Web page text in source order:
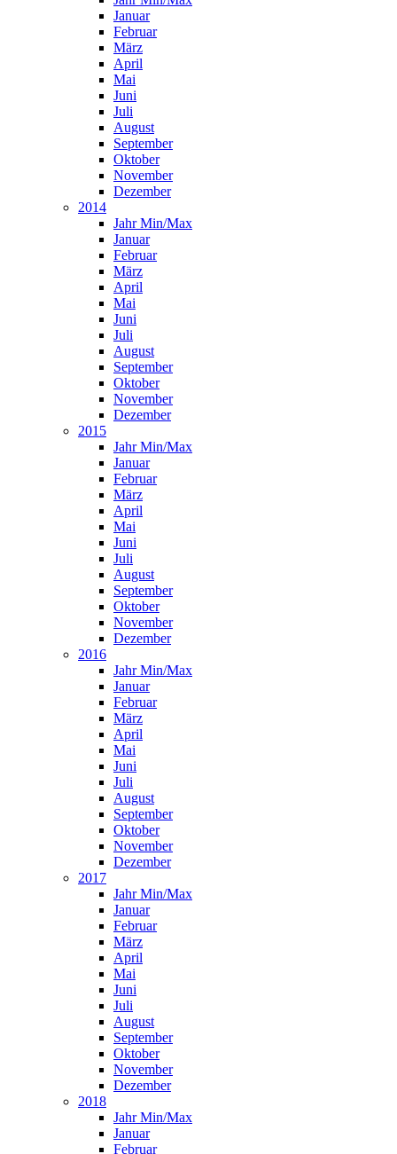
Januar
Februar
März
April
Mai
Juni
Juli
August
September
Oktober
November
Dezember
2014
Jahr Min/Max
Januar
Februar
März
April
Mai
Juni
Juli
August
September
Oktober
November
Dezember
2015
Jahr Min/Max
Januar
Februar
März
April
Mai
Juni
Juli
August
September
Oktober
November
Dezember
2016
Jahr Min/Max
Januar
Februar
März
April
Mai
Juni
Juli
August
September
Oktober
November
Dezember
2017
Jahr Min/Max
Januar
Februar
März
April
Mai
Juni
Juli
August
September
Oktober
November
Dezember
2018
Jahr Min/Max
Januar
Februar